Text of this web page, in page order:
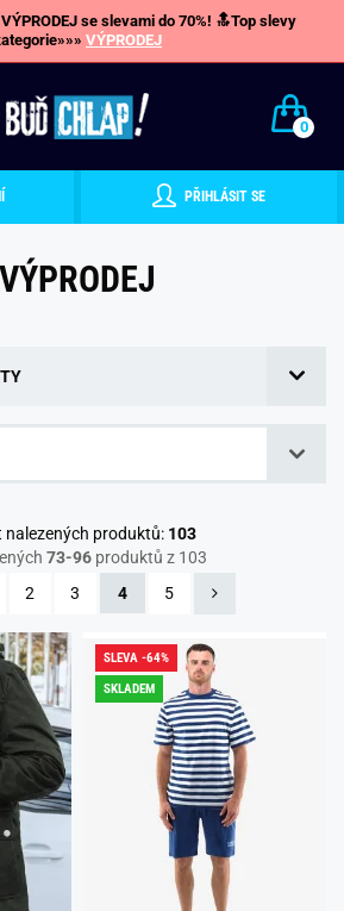
se slevami do 70%! 🔝Top slevy
VÝPRODEJ
0
PŘIHLÁSIT SE
VÝPRODEJ
nalezených produktů: 103
73-96produktů z 103
2 3 4 5
SLEVA -64%
SKLADEM